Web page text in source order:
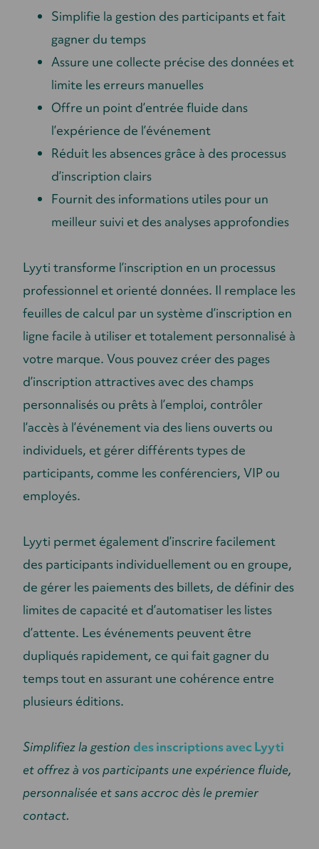
Simplifie la gestion des participants et fait
gagner du temps
Assure une collecte précise des données et
limite les erreurs manuelles
Offre un point d’entrée fluide dans
l’expérience de l’événement
Réduit les absences grâce à des processus
d’inscription clairs
Fournit des informations utiles pour un
meilleur suivi et des analyses approfondies
Lyyti transforme l’inscription en un processus
professionnel et orienté données. Il remplace les
feuilles de calcul par un système d’inscription en
ligne facile à utiliser et totalement personnalisé à
votre marque. Vous pouvez créer des pages
d’inscription attractives avec des champs
personnalisés ou prêts à l’emploi, contrôler
l’accès à l’événement via des liens ouverts ou
individuels, et gérer différents types de
participants, comme les conférenciers, VIP ou
employés.
Lyyti permet également d’inscrire facilement
des participants individuellement ou en groupe,
de gérer les paiements des billets, de définir des
limites de capacité et d’automatiser les listes
d’attente. Les événements peuvent être
dupliqués rapidement, ce qui fait gagner du
temps tout en assurant une cohérence entre
plusieurs éditions.
Simplifiez la gestion des inscriptions avec Lyyti
et offrez à vos participants une expérience fluide,
personnalisée et sans accroc dès le premier
contact.